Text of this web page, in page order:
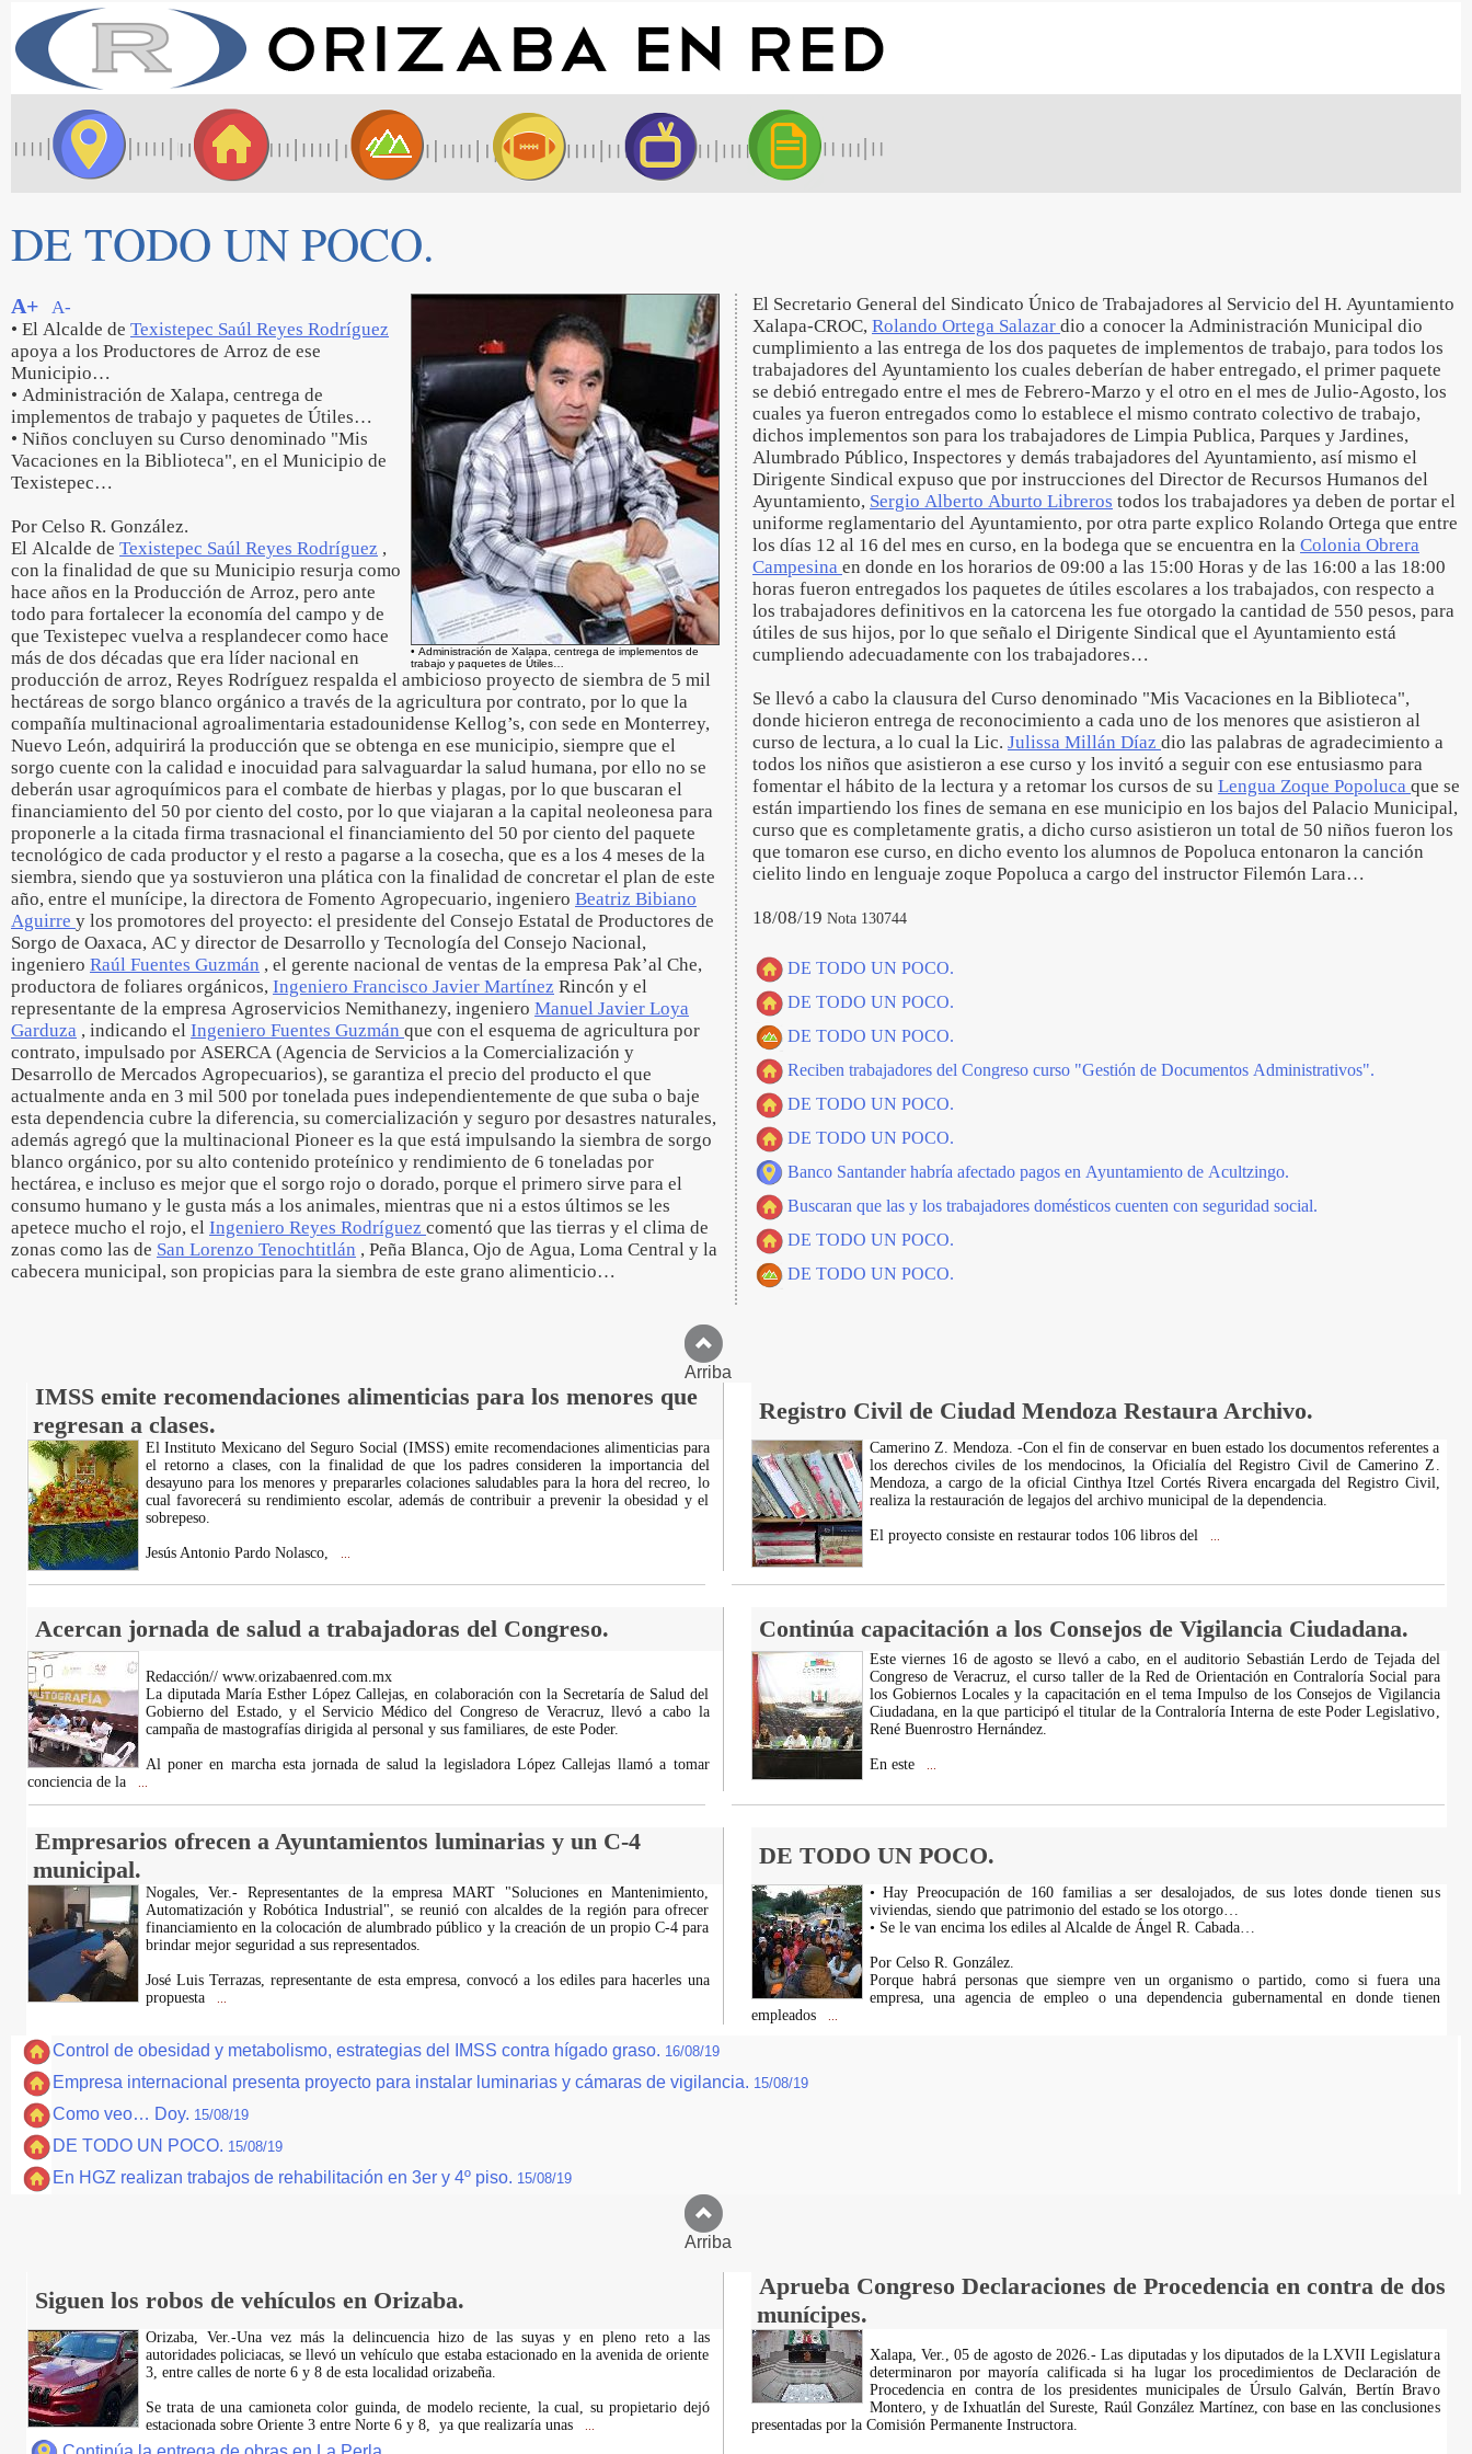
DE TODO UN POCO.
• Administración de Xalapa, centrega de implementos de
trabajo y paquetes de Útiles…
A+
A-
• El Alcalde de Texistepec Saúl Reyes Rodríguez
apoya a los Productores de Arroz de ese
Municipio…
• Administración de Xalapa, centrega de
implementos de trabajo y paquetes de Útiles…
• Niños concluyen su Curso denominado "Mis
Vacaciones en la Biblioteca", en el Municipio de
Texistepec…
Por Celso R. González.
El Alcalde de Texistepec Saúl Reyes Rodríguez ,
con la finalidad de que su Municipio resurja como
hace años en la Producción de Arroz, pero ante
todo para fortalecer la economía del campo y de
que Texistepec vuelva a resplandecer como hace
más de dos décadas que era líder nacional en
producción de arroz, Reyes Rodríguez respalda el ambicioso proyecto de siembra de 5 mil
hectáreas de sorgo blanco orgánico a través de la agricultura por contrato, por lo que la
compañía multinacional agroalimentaria estadounidense Kellog’s, con sede en Monterrey,
Nuevo León, adquirirá la producción que se obtenga en ese municipio, siempre que el
sorgo cuente con la calidad e inocuidad para salvaguardar la salud humana, por ello no se
deberán usar agroquímicos para el combate de hierbas y plagas, por lo que buscaran el
financiamiento del 50 por ciento del costo, por lo que viajaran a la capital neoleonesa para
proponerle a la citada firma trasnacional el financiamiento del 50 por ciento del paquete
tecnológico de cada productor y el resto a pagarse a la cosecha, que es a los 4 meses de la
siembra, siendo que ya sostuvieron una plática con la finalidad de concretar el plan de este
año, entre el munícipe, la directora de Fomento Agropecuario, ingeniero Beatriz Bibiano
Aguirre y los promotores del proyecto: el presidente del Consejo Estatal de Productores de
Sorgo de Oaxaca, AC y director de Desarrollo y Tecnología del Consejo Nacional,
ingeniero Raúl Fuentes Guzmán , el gerente nacional de ventas de la empresa Pak’al Che,
productora de foliares orgánicos, Ingeniero Francisco Javier Martínez Rincón y el
representante de la empresa Agroservicios Nemithanezy, ingeniero Manuel Javier Loya
Garduza , indicando el Ingeniero Fuentes Guzmán que con el esquema de agricultura por
contrato, impulsado por ASERCA (Agencia de Servicios a la Comercialización y
Desarrollo de Mercados Agropecuarios), se garantiza el precio del producto el que
actualmente anda en 3 mil 500 por tonelada pues independientemente de que suba o baje
esta dependencia cubre la diferencia, su comercialización y seguro por desastres naturales,
además agregó que la multinacional Pioneer es la que está impulsando la siembra de sorgo
blanco orgánico, por su alto contenido proteínico y rendimiento de 6 toneladas por
hectárea, e incluso es mejor que el sorgo rojo o dorado, porque el primero sirve para el
consumo humano y le gusta más a los animales, mientras que ni a estos últimos se les
apetece mucho el rojo, el Ingeniero Reyes Rodríguez comentó que las tierras y el clima de
zonas como las de San Lorenzo Tenochtitlán , Peña Blanca, Ojo de Agua, Loma Central y la
cabecera municipal, son propicias para la siembra de este grano alimenticio…
El Secretario General del Sindicato Único de Trabajadores al Servicio del H. Ayuntamiento
Xalapa-CROC, Rolando Ortega Salazar dio a conocer la Administración Municipal dio
cumplimiento a las entrega de los dos paquetes de implementos de trabajo, para todos los
trabajadores del Ayuntamiento los cuales deberían de haber entregado, el primer paquete
se debió entregado entre el mes de Febrero-Marzo y el otro en el mes de Julio-Agosto, los
cuales ya fueron entregados como lo establece el mismo contrato colectivo de trabajo,
dichos implementos son para los trabajadores de Limpia Publica, Parques y Jardines,
Alumbrado Público, Inspectores y demás trabajadores del Ayuntamiento, así mismo el
Dirigente Sindical expuso que por instrucciones del Director de Recursos Humanos del
Ayuntamiento, Sergio Alberto Aburto Libreros todos los trabajadores ya deben de portar el
uniforme reglamentario del Ayuntamiento, por otra parte explico Rolando Ortega que entre
los días 12 al 16 del mes en curso, en la bodega que se encuentra en la Colonia Obrera
Campesina en donde en los horarios de 09:00 a las 15:00 Horas y de las 16:00 a las 18:00
horas fueron entregados los paquetes de útiles escolares a los trabajados, con respecto a
los trabajadores definitivos en la catorcena les fue otorgado la cantidad de 550 pesos, para
útiles de sus hijos, por lo que señalo el Dirigente Sindical que el Ayuntamiento está
cumpliendo adecuadamente con los trabajadores…
Se llevó a cabo la clausura del Curso denominado "Mis Vacaciones en la Biblioteca",
donde hicieron entrega de reconocimiento a cada uno de los menores que asistieron al
curso de lectura, a lo cual la Lic. Julissa Millán Díaz dio las palabras de agradecimiento a
todos los niños que asistieron a ese curso y los invitó a seguir con ese entusiasmo para
fomentar el hábito de la lectura y a retomar los cursos de su Lengua Zoque Popoluca que se
están impartiendo los fines de semana en ese municipio en los bajos del Palacio Municipal,
curso que es completamente gratis, a dicho curso asistieron un total de 50 niños fueron los
que tomaron ese curso, en dicho evento los alumnos de Popoluca entonaron la canción
cielito lindo en lenguaje zoque Popoluca a cargo del instructor Filemón Lara…
18/08/19 Nota 130744
DE TODO UN POCO.
DE TODO UN POCO.
DE TODO UN POCO.
Reciben trabajadores del Congreso curso "Gestión de Documentos Administrativos".
DE TODO UN POCO.
DE TODO UN POCO.
Banco Santander habría afectado pagos en Ayuntamiento de Acultzingo.
Buscaran que las y los trabajadores domésticos cuenten con seguridad social.
DE TODO UN POCO.
DE TODO UN POCO.
Arriba
IMSS emite recomendaciones alimenticias para los menores que
regresan a clases.
Registro Civil de Ciudad Mendoza Restaura Archivo.
El Instituto Mexicano del Seguro Social (IMSS) emite recomendaciones alimenticias para
el retorno a clases, con la finalidad de que los padres consideren la importancia del
desayuno para los menores y prepararles colaciones saludables para la hora del recreo, lo
cual favorecerá su rendimiento escolar, además de contribuir a prevenir la obesidad y el
sobrepeso.
Jesús Antonio Pardo Nolasco,
Camerino Z. Mendoza. -Con el fin de conservar en buen estado los documentos referentes a
los derechos civiles de los mendocinos, la Oficialía del Registro Civil de Camerino Z.
Mendoza, a cargo de la oficial Cinthya Itzel Cortés Rivera encargada del Registro Civil,
realiza la restauración de legajos del archivo municipal de la dependencia.
El proyecto consiste en restaurar todos 106 libros del
Acercan jornada de salud a trabajadoras del Congreso. Continúa capacitación a los Consejos de Vigilancia Ciudadana.
Redacción// www.orizabaenred.com.mx
La diputada María Esther López Callejas, en colaboración con la Secretaría de Salud del
Gobierno del Estado, y el Servicio Médico del Congreso de Veracruz, llevó a cabo la
campaña de mastografías dirigida al personal y sus familiares, de este Poder.
Al poner en marcha esta jornada de salud la legisladora López Callejas llamó a tomar
conciencia de la
Este viernes 16 de agosto se llevó a cabo, en el auditorio Sebastián Lerdo de Tejada del
Congreso de Veracruz, el curso taller de la Red de Orientación en Contraloría Social para
los Gobiernos Locales y la capacitación en el tema Impulso de los Consejos de Vigilancia
Ciudadana, en la que participó el titular de la Contraloría Interna de este Poder Legislativo,
René Buenrostro Hernández.
En este
Empresarios ofrecen a Ayuntamientos luminarias y un C-4
municipal.
DE TODO UN POCO.
Nogales, Ver.- Representantes de la empresa MART "Soluciones en Mantenimiento,
Automatización y Robótica Industrial", se reunió con alcaldes de la región para ofrecer
financiamiento en la colocación de alumbrado público y la creación de un propio C-4 para
brindar mejor seguridad a sus representados.
José Luis Terrazas, representante de esta empresa, convocó a los ediles para hacerles una
propuesta
• Hay Preocupación de 160 familias a ser desalojados, de sus lotes donde tienen sus
viviendas, siendo que patrimonio del estado se los otorgo…
• Se le van encima los ediles al Alcalde de Ángel R. Cabada…
Por Celso R. González.
Porque habrá personas que siempre ven un organismo o partido, como si fuera una
empresa, una agencia de empleo o una dependencia gubernamental en donde tienen
empleados
Control de obesidad y metabolismo, estrategias del IMSS contra hígado graso. 16/08/19
Empresa internacional presenta proyecto para instalar luminarias y cámaras de vigilancia. 15/08/19
Como veo… Doy. 15/08/19
DE TODO UN POCO. 15/08/19
En HGZ realizan trabajos de rehabilitación en 3er y 4º piso. 15/08/19
Arriba
Siguen los robos de vehículos en Orizaba.
Aprueba Congreso Declaraciones de Procedencia en contra de dos
munícipes.
Orizaba, Ver.-Una vez más la delincuencia hizo de las suyas y en pleno reto a las
autoridades policiacas, se llevó un vehículo que estaba estacionado en la avenida de oriente
3, entre calles de norte 6 y 8 de esta localidad orizabeña.
Se trata de una camioneta color guinda, de modelo reciente, la cual, su propietario dejó
estacionada sobre Oriente 3 entre Norte 6 y 8, ya que realizaría unas
Xalapa, Ver., 05 de agosto de 2026.- Las diputadas y los diputados de la LXVII Legislatura
determinaron por mayoría calificada si ha lugar los procedimientos de Declaración de
Procedencia en contra de los presidentes municipales de Úrsulo Galván, Bertín Bravo
Montero, y de Ixhuatlán del Sureste, Raúl González Martínez, con base en las conclusiones
presentadas por la Comisión Permanente Instructora.